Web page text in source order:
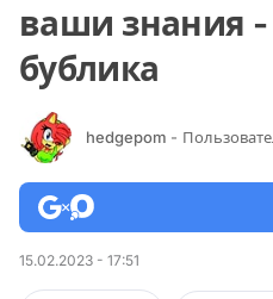
ваши знания -
бублика
hedgepom -
15.02.2023 - 17:51